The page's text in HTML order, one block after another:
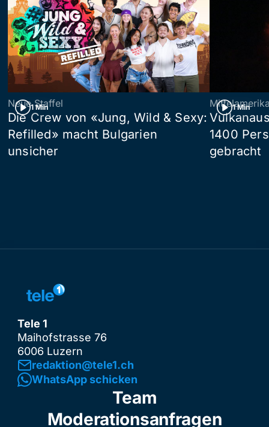
1 Min
Neue Staffel
Die Crew von «Jung, Wild & Sexy:
Refilled» macht Bulgarien
unsicher
1 Min
1400
gebracht
Tele 1
Maihofstrasse 76
6006 Luzern
redaktion@tele1.ch
WhatsApp schicken
Team
Moderationsanfragen